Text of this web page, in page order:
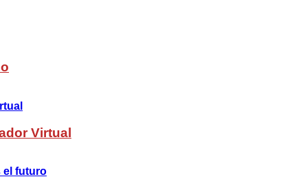
Virtual